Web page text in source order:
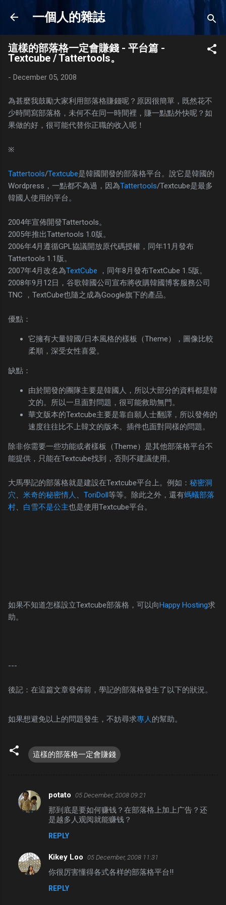
Skip to main content
一個人的雜誌
這樣的部落格一定會賺錢 - 平台篇 -
Textcube / Tattertools。
- December 05, 2008
為甚麼我鼓勵大家利用部落格賺錢呢？原因很簡單，既然花不
少時間寫部落格，未何不在同一時間裡，賺一點點外快呢？如
果做的好，很可能代替你正職的收入呢！
※
Tattertools/Textcube是韓國開發的部落格平台。說它是韓國的
Wordpress，一點都不為過，因為Tattertools/Textcube是最多
韓國人使用的平台。
2004年宣佈開發Tattertools。
2005年推出Tattertools 1.0版。
2006年4月遵循GPL協議開放原代碼授權，同年11月發布
Tattertools 1.1版。
2007年4月改名為TextCube ，同年8月發布TextCube 1.5版。
2008年9月12日，谷歌韓國公司宣布將收購韓國博客服務公司
TNC ，TextCube也隨之成為Google旗下的產品。
優點：
它擁有大量韓國/日本風格的樣板（Theme），圖像比較
柔順，深受女性喜愛。
缺點：
由於開發的團隊主要是韓國人，所以大部分的資料都是韓
文的。所以一旦面對問題，很可能救助無門。
華文版本的Textcube主要是靠自願人士翻譯，所以發佈的
速度往往比不上韓文的版本。插件也面對同樣的問題。
除非你需要一些功能或者樣板（Theme）是其他部落格平台不
能提供，只能在Textcube找到，否則不建議使用。
大馬學記的部落格就是建設在Textcube平台上。例如： 秘密洞
穴
米奇的秘密情人 ToriDoll等等。除此之外，還有螞蟻部落
村
白雪不是公主也是使用Textcube平台。
如果不知道怎樣設立Textcube部落格，可以向Happy Hosting求
助。
---
後記：在這篇文章發佈前，學記的部落格發生了以下的狀況。
如果想避免以上的問題發生，不妨尋求專人 的幫助。
這樣的部落格一定會賺錢
C
o
e
n
potato 05 December, 2008 09:21
那到底是要如何赚钱？在部落格上加上广告？还
是越多人观阅就能赚钱？
REPLY
Kikey Loo 05 December, 2008 11:31
你很厉害懂得各式各样的部落格平台!!
REPLY